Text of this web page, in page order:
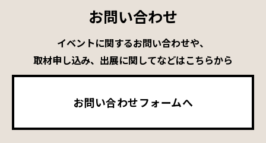
お問い合わせ
イベントに関するお問い合わせや、
取材申し込み、出展に関してなどはこちらから
お問い合わせフォームへ